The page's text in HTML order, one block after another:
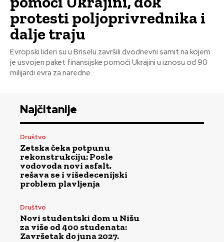
protesti poljoprivrednika i
dalje traju
Evropski lideri su u Briselu završili dvodnevni samit na kojem
je usvojen paket finansijske pomoći Ukrajini u iznosu od 90
milijardi evra za naredne...
Najčitanije
Društvo
Zetska čeka potpunu
rekonstrukciju: Posle
vodovoda novi asfalt,
rešava se i višedecenijski
problem plavljenja
Društvo
Novi studentski dom u Nišu
za više od 400 studenata:
Završetak do juna 2027.